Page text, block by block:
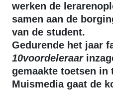
werken de
samen aan de
van de student.
Gedurende het jaar
10voordeleraar
gemaakte toetsen in
Muismedia gaat de